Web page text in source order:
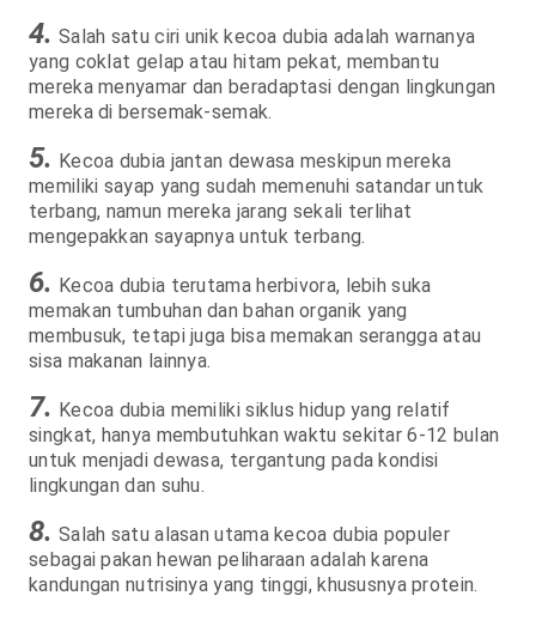
4. Salah satu ciri unik kecoa dubia adalah warnanya
yang coklat gelap atau hitam pekat, membantu
mereka menyamar dan beradaptasi dengan lingkungan
mereka di bersemak-semak.
5. Kecoa dubia jantan dewasa meskipun mereka
memiliki sayap yang sudah memenuhi satandar untuk
terbang, namun mereka jarang sekali terlihat
mengepakkan sayapnya untuk terbang.
6. Kecoa dubia terutama herbivora, lebih suka
memakan tumbuhan dan bahan organik yang
membusuk, tetapi juga bisa memakan serangga atau
sisa makanan lainnya.
7. Kecoa dubia memiliki siklus hidup yang relatif
singkat, hanya membutuhkan waktu sekitar 6-12 bulan
untuk menjadi dewasa, tergantung pada kondisi
lingkungan dan suhu.
8. Salah satu alasan utama kecoa dubia populer
sebagai pakan hewan peliharaan adalah karena
kandungan nutrisinya yang tinggi, khususnya protein.